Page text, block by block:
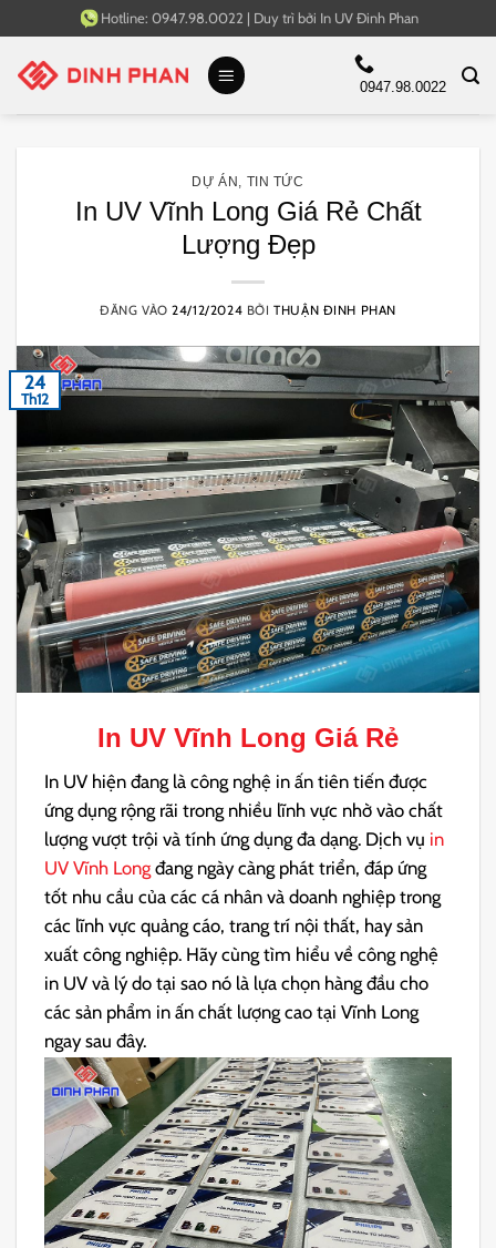
qua
nội
Hotline: 0947.98.0022 | Duy trì bởi In UV Đinh Phan
0947.98.0022
DỰ ÁN TIN TỨC
In UV Vĩnh Long Giá Rẻ Chất
Lượng Đẹp
ĐĂNG VÀO24/12/2024 BỞITHUẬN ĐINH PHAN
24
Th12
In UV Vĩnh Long Giá Rẻ
In UV hiện đang là công nghệ in ấn tiên tiến được
ứng dụng rộng rãi trong nhiều lĩnh vực nhờ vào chất
lượng vượt trội và tính ứng dụng đa dạng. Dịch vụ in
UV Vĩnh Long đang ngày càng phát triển, đáp ứng
tốt nhu cầu của các cá nhân và doanh nghiệp trong
các lĩnh vực quảng cáo, trang trí nội thất, hay sản
xuất công nghiệp. Hãy cùng tìm hiểu về công nghệ
in UV và lý do tại sao nó là lựa chọn hàng đầu cho
các sản phẩm in ấn chất lượng cao tại Vĩnh Long
ngay sau đây.